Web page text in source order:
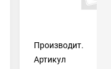
Производит.
Артикул